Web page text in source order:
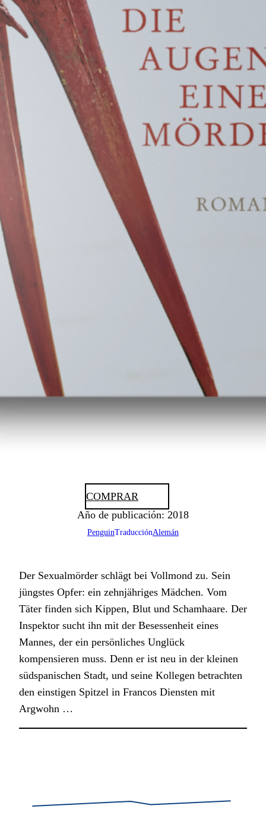
COMPRAR
Año de publicación: 2018
PenguinTraducciónAlemán
Der Sexualmörder schlägt bei Vollmond zu. Sein
jüngstes Opfer: ein zehnjähriges Mädchen. Vom
Täter finden sich Kippen, Blut und Schamhaare. Der
Inspektor sucht ihn mit der Besessenheit eines
Mannes, der ein persönliches Unglück
kompensieren muss. Denn er ist neu in der kleinen
südspanischen Stadt, und seine Kollegen betrachten
den einstigen Spitzel in Francos Diensten mit
Argwohn …